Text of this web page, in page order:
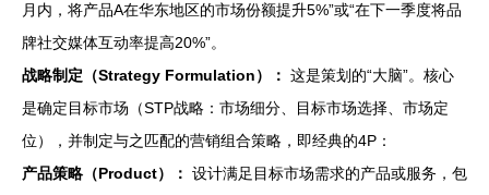
月内，将产品A在华东地区的市场份额提升5%”或“在下一季度将品
牌社交媒体互动率提高20%”。
战略制定（Strategy Formulation）： 这是策划的“大脑”。核心
是确定目标市场（STP战略：市场细分、目标市场选择、市场定
位），并制定与之匹配的营销组合策略，即经典的4P：
产品策略（Product）： 设计满足目标市场需求的产品或服务，包